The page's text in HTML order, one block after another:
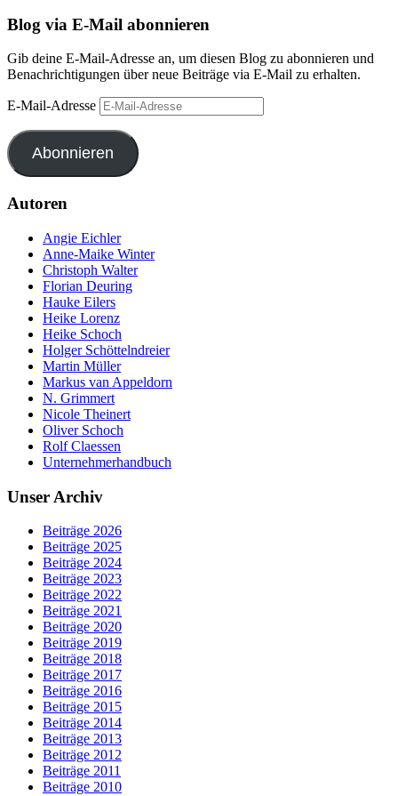
Blog via E-Mail abonnieren
Gib deine E-Mail-Adresse an, um diesen Blog zu abonnieren und
Benachrichtigungen über neue Beiträge via E-Mail zu erhalten.
E-Mail-Adresse
Abonnieren
Autoren
Angie Eichler
Anne-Maike Winter
Christoph Walter
Florian Deuring
Hauke Eilers
Heike Lorenz
Heike Schoch
Holger Schöttelndreier
Martin Müller
Markus van Appeldorn
N. Grimmert
Nicole Theinert
Oliver Schoch
Rolf Claessen
Unternehmerhandbuch
Unser Archiv
Beiträge 2026
Beiträge 2025
Beiträge 2024
Beiträge 2023
Beiträge 2022
Beiträge 2021
Beiträge 2020
Beiträge 2019
Beiträge 2018
Beiträge 2017
Beiträge 2016
Beiträge 2015
Beiträge 2014
Beiträge 2013
Beiträge 2012
Beiträge 2011
Beiträge 2010